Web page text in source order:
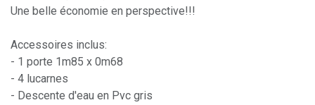
Une belle économie en perspective!!!
Accessoires inclus:
- 1 porte 1m85 x 0m68
- 4 lucarnes
- Descente d'eau en Pvc gris